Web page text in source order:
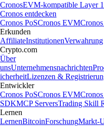
CronosEVM-kompatible Layer 1
Cronos entdecken
Cronos PoSCronos EVM
Erkunden
AffiliateInstitutionenVerwahrung
Crypto.com
Über
unsUnternehmensnachrichten
icherheitLizenzen &
Entwickler
Cronos PoSCronos EVM
SDKMCP ServersTrading Skill
Lernen
LernenBitcoinForschungMarkt-